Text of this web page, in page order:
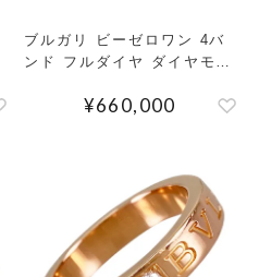
ブルガリ ビーゼロワン 4バ
ンド フルダイヤ ダイヤモン
¥660,000